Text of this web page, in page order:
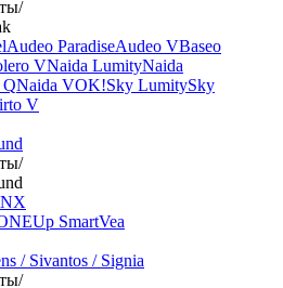
/
Audeo ParadiseAudeo VBaseo
VNaida LumityNaida
QNaida VOK!Sky LumitySky
V
/
Up SmartVea
/ Sivantos / Signia
/